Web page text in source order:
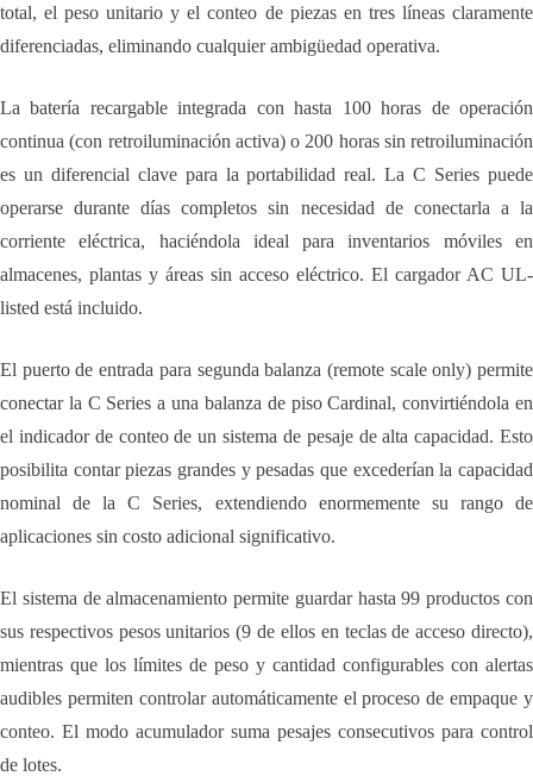
total, el peso unitario y el conteo de piezas en tres líneas claramente
diferenciadas, eliminando cualquier ambigüedad operativa.
La batería recargable integrada con hasta 100 horas de operación
continua (con retroiluminación activa) o 200 horas sin retroiluminación
es un diferencial clave para la portabilidad real. La C Series puede
operarse durante días completos sin necesidad de conectarla a la
corriente eléctrica, haciéndola ideal para inventarios móviles en
almacenes, plantas y áreas sin acceso eléctrico. El cargador AC UL-
listed está incluido.
El puerto de entrada para segunda balanza (remote scale only) permite
conectar la C Series a una balanza de piso Cardinal, convirtiéndola en
el indicador de conteo de un sistema de pesaje de alta capacidad. Esto
posibilita contar piezas grandes y pesadas que excederían la capacidad
nominal de la C Series, extendiendo enormemente su rango de
aplicaciones sin costo adicional significativo.
El sistema de almacenamiento permite guardar hasta 99 productos con
sus respectivos pesos unitarios (9 de ellos en teclas de acceso directo),
mientras que los límites de peso y cantidad configurables con alertas
audibles permiten controlar automáticamente el proceso de empaque y
conteo. El modo acumulador suma pesajes consecutivos para control
de lotes.